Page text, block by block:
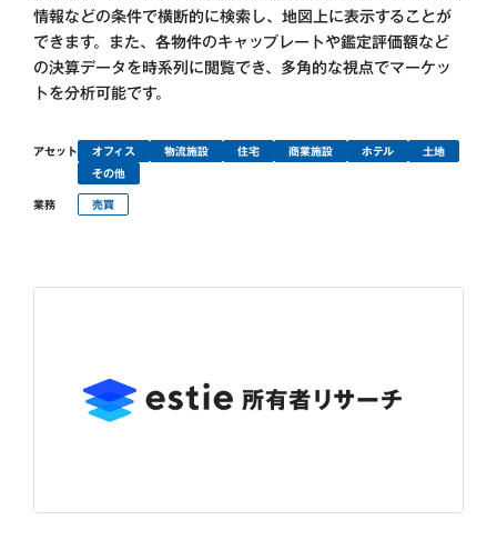
情報などの条件で横断的に検索し、地図上に表示することが
できます。また、各物件のキャップレートや鑑定評価額など
の決算データを時系列に閲覧でき、多角的な視点でマーケッ
トを分析可能です。
アセット オフィス 物流施設 住宅 商業施設 ホテル
土地
その他
業務 売買